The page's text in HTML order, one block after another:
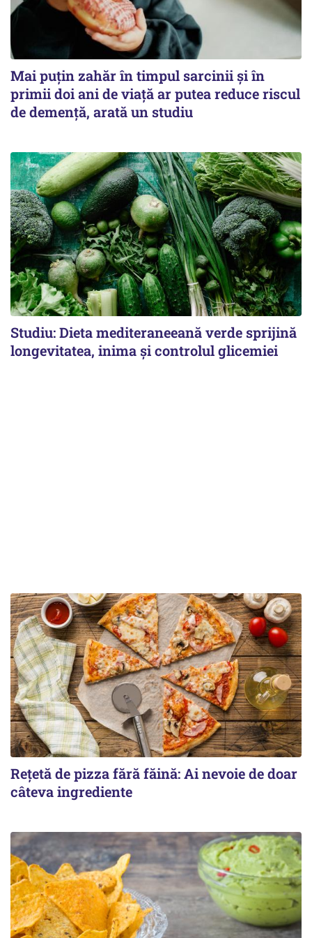
Mai puțin zahăr în timpul sarcinii și în
primii doi ani de viață ar putea reduce riscul
de demență, arată un studiu
Studiu: Dieta mediteraneeană verde sprijină
longevitatea, inima și controlul glicemiei
Rețetă de pizza fără făină: Ai nevoie de doar
câteva ingrediente